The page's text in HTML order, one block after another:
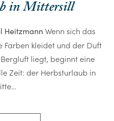
in Mittersill
Heitzmann Wenn sich das
kleidet und der Duft
liegt, beginnt eine
Zeit: der Herbsturlaub in